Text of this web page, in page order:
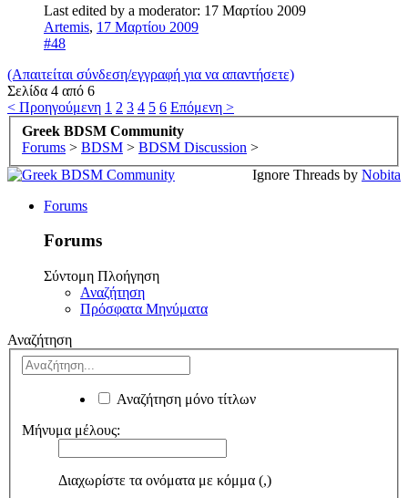
Last edited by a moderator: 17 Μαρτίου 2009
Artemis, 17 Μαρτίου 2009
#48
(Απαιτείται σύνδεση/εγγραφή για να απαντήσετε)
Σελίδα 4 από 6
< Προηγούμενη 1 2 3 4 5 6 Επόμενη >
Greek BDSM Community
Forums > BDSM > BDSM Discussion >
Ignore Threads by Nobita
Forums
Forums
Σύντομη Πλοήγηση
Αναζήτηση
Πρόσφατα Μηνύματα
Αναζήτηση
Αναζήτηση μόνο τίτλων
Μήνυμα μέλους:
Διαχωρίστε τα ονόματα με κόμμα (,)